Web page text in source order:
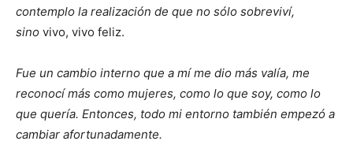
contemplo la realización de que no sólo sobreviví,
sino vivo, vivo feliz.
Fue un cambio interno que a mí me dio más valía, me
reconocí más como mujeres, como lo que soy, como lo
que quería. Entonces, todo mi entorno también empezó a
cambiar afortunadamente.